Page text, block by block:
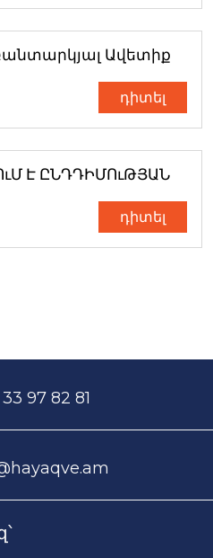
Ավետիք
դիտել
Է ԸՆԴԴԻՄՈւԹՅԱՆ
դիտել
97 82 81